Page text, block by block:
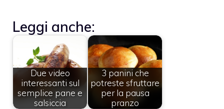
Leggi anche:
Due video
interessanti sul
semplice pane e
salsiccia
3 panini che
potreste sfruttare
per la pausa
pranzo